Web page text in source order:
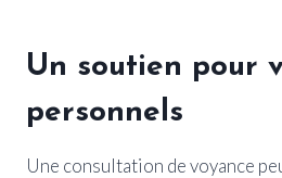
Un soutien pour
personnels
Une consultation de voyance